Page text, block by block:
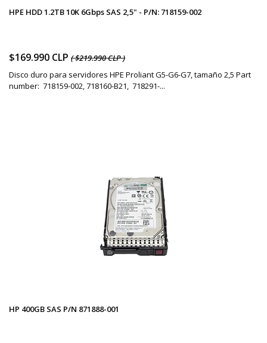
HPE HDD 1.2TB 10K 6Gbps SAS 2,5" - P/N: 718159-002
$169.990 CLP ( $219.990 CLP )
Disco duro para servidores HPE Proliant G5-G6-G7, tamaño 2,5 Part
number: 718159-002, 718160-B21, 718291-...
HP 400GB SAS P/N 871888-001